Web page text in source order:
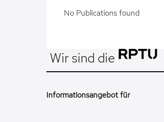
No Publications found
Wir sind die
Informationsangebot für